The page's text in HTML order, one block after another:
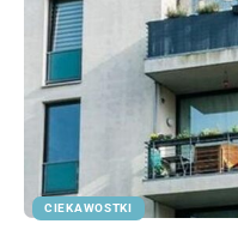
CIEKAWOSTKI